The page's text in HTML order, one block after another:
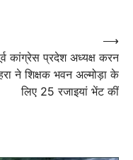
कांग्रेस प्रदेश अध्यक्ष करन
ने शिक्षक भवन अल्मोड़ा के
लिए 25 रजाइयां भेंट कीं
⟶